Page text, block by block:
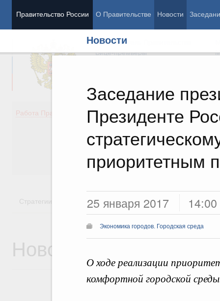
Правительство России О Правительстве Новости
Новости
Заседание
Президенте
приоритетным
25 января 2017 14:00
Экономика городов. Городская среда
О ходе реализации
комфортной городской
Председатель Правительства
Вице-премьеры
Работа Правительства
Демография
Здоровье
Культура
Государство
Стратегии Государственные программы
Новости